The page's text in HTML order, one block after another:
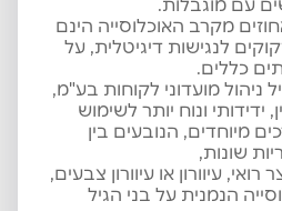
עם מוגבלות.
ישראל כ-20 אחוזים מקרב האוכלוסייה הינם
לנגישות דיגיטלית, על
כללים.
מועדוני לקוחות בע"מ,
ידידותי ונוח יותר לשימוש
מיוחדים, הנובעים בין
שונות,
רואי, עיוורון או עיוורון צבעים,
הנמנית על בני הגיל